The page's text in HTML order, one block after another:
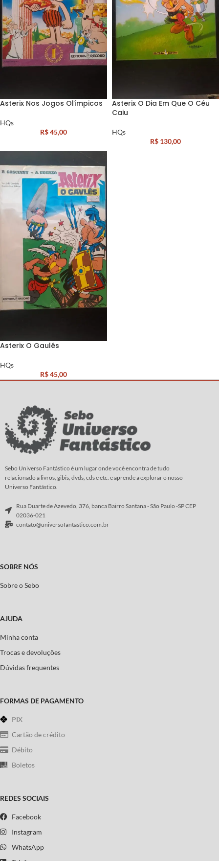
Asterix Nos Jogos Olímpicos
HQs
R$45,00
Asterix O Dia Em Que O Céu
Caiu
HQs
R$ 130,00
Asterix O Gaulês
HQs
R$45,00
Sebo Universo Fantástico é um lugar onde você encontra de tudo
relacionado a livros, gibis, dvds, cds e etc. e aprende a explorar o nosso
Universo Fantástico.
Rua Duarte de Azevedo, 376, banca Bairro Santana - São Paulo -SP CEP
02036-021
contato@universofantastico.com.br
SOBRE NÓS
Sobre o Sebo
AJUDA
Minha conta
Trocas e devoluções
Dúvidas frequentes
FORMAS DE PAGAMENTO
PIX
Cartão de crédito
Débito
Boletos
REDES SOCIAIS
Facebook
Instagram
WhatsApp